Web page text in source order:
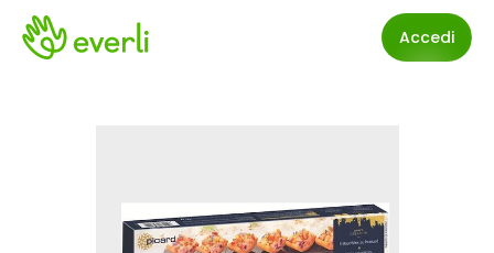
Accedi